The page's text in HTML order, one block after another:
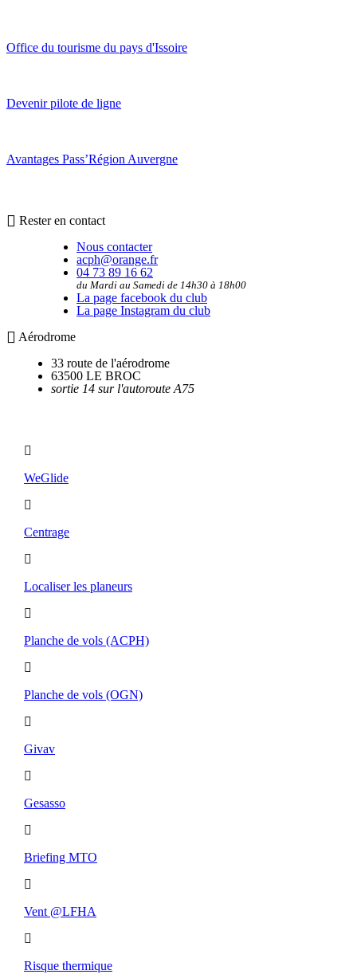
Office du tourisme du pays d'Issoire
Devenir pilote de ligne
Avantages Pass’Région Auvergne
Rester en contact
Nous contacter
acph@orange.fr
04 73 89 16 62
du Mardi au Samedi de 14h30 à 18h00
La page facebook du club
La page Instagram du club
Aérodrome
33 route de l'aérodrome
63500 LE BROC
sortie 14 sur l'autoroute A75
WeGlide
Centrage
Localiser les planeurs
Planche de vols (ACPH)
Planche de vols (OGN)
Givav
Gesasso
Briefing MTO
Vent @LFHA
Risque thermique